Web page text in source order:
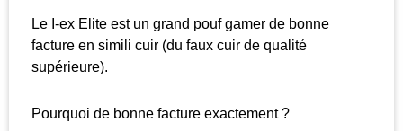
Le I-ex Elite est un grand pouf gamer de bonne
facture en simili cuir (du faux cuir de qualité
supérieure).
Pourquoi de bonne facture exactement ?